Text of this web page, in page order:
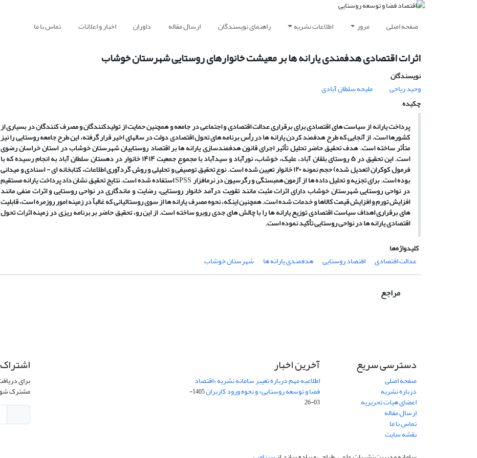
صفحه اصلی مرور اطلاعات نشریه راهنمای نویسندگان ارسال مقاله داوران اخبار و اعلانات تماس با ما
اثرات اقتصادی هدفمندی یارانه ها بر معیشت خانوارهای روستایی شهرستان خوشاب
نویسندگان
وحید ریاحی
ملیحه سلطان آبادی
چکیده
پرداخت یارانه از سیاست ­های اقتصادی برای برقراری عدالت اقتصادی و اجتماعی در جامعه و همچنین حمایت از تولیدکنندگان و مصرف ­کنندگان در بسیاری از
کشورها است. از آنجایی که طرح هدفمند کردن یارانه­ ها در رأس برنامه­ های تحول اقتصادی دولت در سال­های اخیر قرار گرفته، این طرح جامعه روستایی را نیز
متأثر ساخته است. هدف تحقیق حاضر تحلیل تأثیر اجرای قانون هدفمندسازی یارانه ­ها بر اقتصاد روستاییان شهرستان خوشاب در استان خراسان رضوی
است. این تحقیق در ۵ روستای بلقان آباد، علیک، خوشاب، نورآباد و سیدآباد با مجموع جمعیت ۱۴۱۴ خانوار در دهستان سلطان ­آباد به انجام رسیده که با
فرمول کوکران (تعدیل شده) حجم نمونه ۱۲۰ خانوار تعیین شده است. نوع تحقیق توصیفی و تحلیلی و روش گردآوری اطلاعات، کتابخانه ای - اسنادی و میدانی
بوده است. برای تجزیه و تحلیل داده­ ها از آزمون همبستگی و رگرسیون در نرم­افزارSPSSاستفاده شده است. نتایج تحقیق نشان داد پرداخت یارانه مستقیم
در نواحی روستایی شهرستان خوشاب دارای اثرات مثبت مانند تقویت درآمد خانوار روستایی، رضایت و ماندگاری در نواحی روستایی و اثرات منفی مانند
افزایش تورم و افزایش قیمت کالاها و خدمات شده است. همچنین اینکه، نحوه مصرف یارانه­ ها از سوی روستائیانی که غالباً در زمینه امور روزمره است، قابلیت
­های برقراری اهداف سیاست اقتصادی توزیع یارانه ­ها را با چالش ­های جدی روبرو ساخته است. از این رو، تحقیق حاضر بر برنامه ­ریزی در زمینه اثرات تحول
اقتصادی یارانه­ ها در نواحی روستایی تأکید نموده است.
کلیدواژه‌ها
عدالت اقتصادی
اقتصاد روستایی هدفمندی یارانه ها شهرستان خوشاب
مراجع
دسترسی سریع
صفحه اصلی
درباره نشریه
اعضای هیات تحریریه
ارسال مقاله
تماس با ما
نقشه سایت
آخرین اخبار
اطلاعیه مهم درباره تغییر سامانه نشریه «اقتصاد
فضا و توسعه روستایی» و نحوه ورود کاربران
1405-
03-26
برای
مشترک